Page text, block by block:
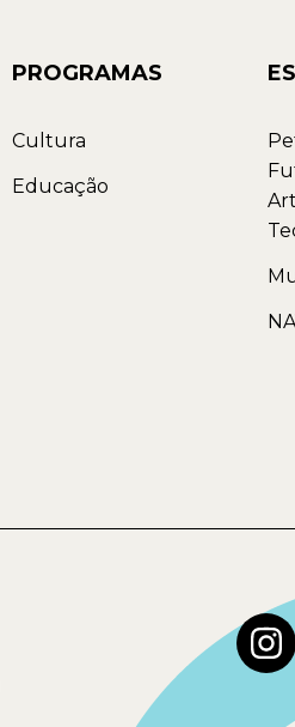
PROGRAMAS
Cultura
Educação